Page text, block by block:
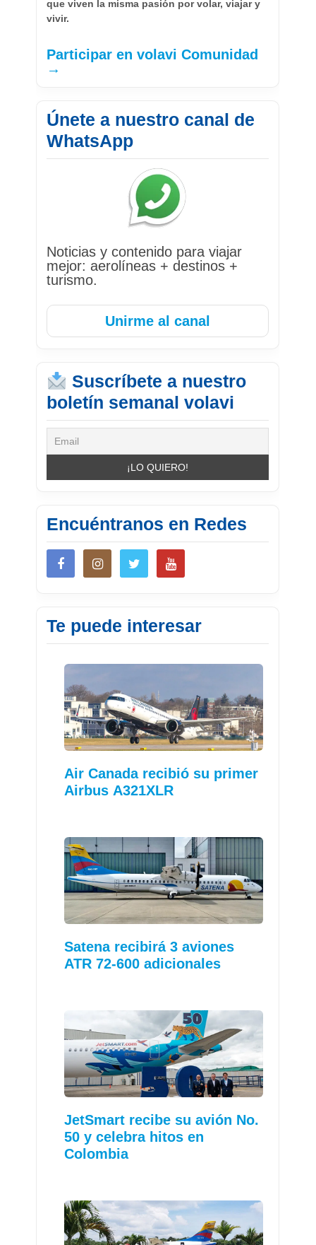
que viven la misma pasión por volar, viajar y
vivir.
Participar en volavi Comunidad
→
Únete a nuestro canal de
WhatsApp
Noticias y contenido para viajar
mejor: aerolíneas + destinos +
turismo.
Unirme al canal
Suscríbete a nuestro
boletín semanal volavi
Encuéntranos en Redes
Te puede interesar
Air Canada recibió su primer
Airbus A321XLR
Satena recibirá 3 aviones
ATR 72-600 adicionales
JetSmart recibe su avión No.
50 y celebra hitos en
Colombia